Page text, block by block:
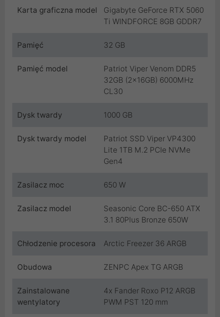
Karta graficzna model
Gigabyte GeForce RTX 5060
Ti WINDFORCE 8GB GDDR7
Pamięć 32 GB
Pamięć model
Patriot Viper Venom DDR5
32GB (2x16GB) 6000MHz
CL30
Dysk twardy 1000 GB
Dysk twardy model
Patriot SSD Viper VP4300
Lite 1TB M.2 PCIe NVMe
Gen4
Zasilacz moc 650 W
Zasilacz model
Seasonic Core BC-650 ATX
3.1 80Plus Bronze 650W
Chłodzenie procesora Arctic Freezer 36 ARGB
Obudowa ZENPC Apex TG ARGB
Zainstalowane
wentylatory
4x Fander Roxo P12 ARGB
PWM PST 120 mm